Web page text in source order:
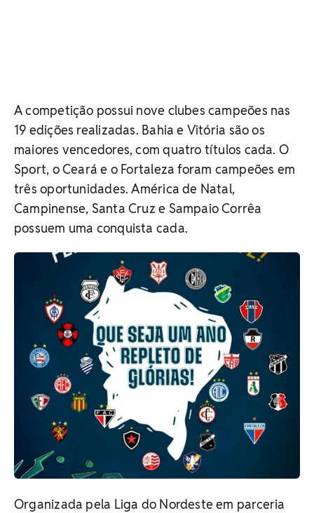
A competição possui nove clubes campeões nas
19 edições realizadas. Bahia e Vitória são os
maiores vencedores, com quatro títulos cada. O
Sport, o Ceará e o Fortaleza foram campeões em
três oportunidades. América de Natal,
Campinense, Santa Cruz e Sampaio Corrêa
possuem uma conquista cada.
Organizada pela Liga do Nordeste em parceria